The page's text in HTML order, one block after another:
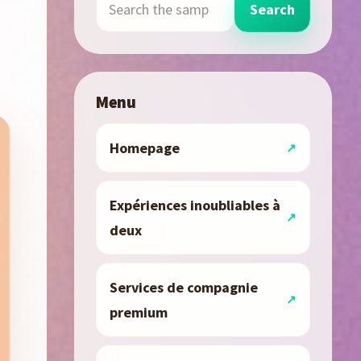
Search
Menu
Homepage
Expériences inoubliables à
deux
Services de compagnie
premium